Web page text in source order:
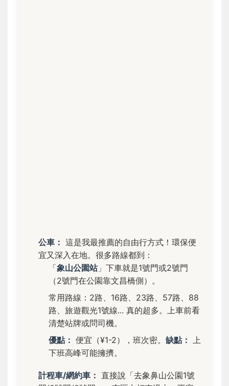
公車： 這是我最推薦的自由行方式！環保便
宜又深入在地。很多路線都到：
「象山公園站」下車就是1號門或2號門
（2號門在公園靠文昌橋側）。
常用路線：2路、16路、23路、57路、88
路、旅遊觀光1號線... 真的超多。上車前看
清楚站牌或問司機。
優點： 便宜（¥1-2），班次密。 缺點：
上
下班高峰可能擁擠。
計程車/網約車： 直接說「去象鼻山公園1號